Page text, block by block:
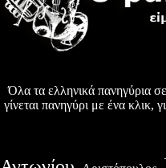
Όλα τα ελληνικά πανηγύρια
γίνεται πανηγύρι με ένα κλικ,